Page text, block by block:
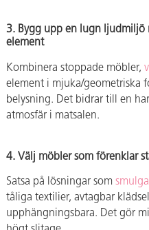
3. Bygg upp en lugn ljudmiljö
element
Kombinera stoppade möbler,
element i mjuka/geometriska
belysning. Det bidrar till en
atmosfär i matsalen.
4. Välj möbler som förenklar
Satsa på lösningar som
tåliga textilier, avtagbar
upphängningsbara. Det gör